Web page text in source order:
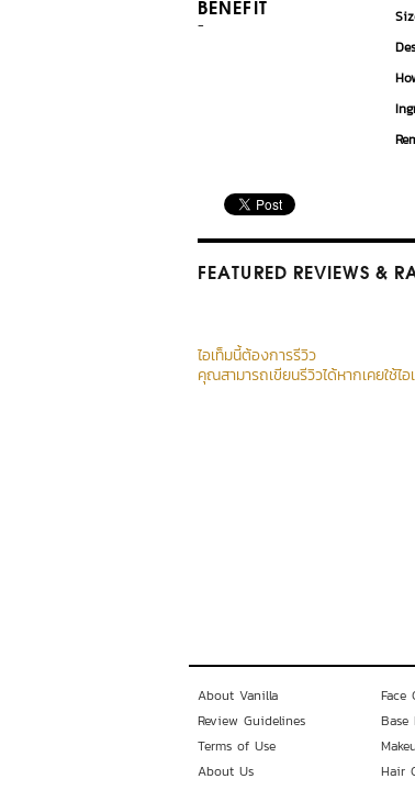
BENEFIT
-
FEATURED REVIEWS &
ไอเท็มนี้ต้องการรีวิว
คุณสามารถเขียนรีวิวได้หากเคยใช้ไอ
About Vanilla
Review Guidelines
Terms of Use
About Us
Face
Base
Hair